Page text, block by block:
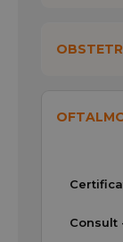
Consult